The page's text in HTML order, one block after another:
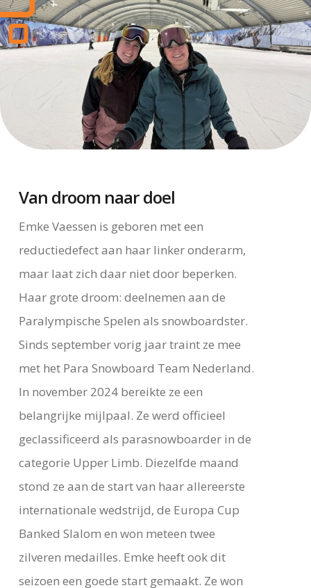
Van droom naar doel
Emke Vaessen is geboren met een
reductiedefect aan haar linker onderarm,
maar laat zich daar niet door beperken.
Haar grote droom: deelnemen aan de
Paralympische Spelen als snowboardster.
Sinds september vorig jaar traint ze mee
met het Para Snowboard Team Nederland.
In november 2024 bereikte ze een
belangrijke mijlpaal. Ze werd officieel
geclassificeerd als parasnowboarder in de
categorie Upper Limb. Diezelfde maand
stond ze aan de start van haar allereerste
internationale wedstrijd, de Europa Cup
Banked Slalom en won meteen twee
zilveren medailles. Emke heeft ook dit
seizoen een goede start gemaakt. Ze won